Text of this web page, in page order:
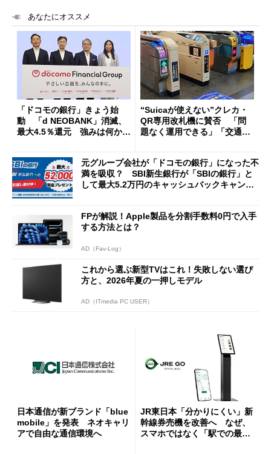
あなたにオススメ
「ドコモの銀行」きょう始
動 「d NEOBANK」消滅、
最大4.5％還元 強みは何か解
“Suicaが使えない”クレカ・
QR専用改札機に賛否 「問
題なく運用できる」「交通系I
元グループ会社が「ドコモの銀行」になった不
満を吸収？ SBI新生銀行が「SBIの銀行」と
して最大5.2万円のキャッシュバックキャンペ
FPが解説！Apple製品を分割手数料0円で入手
する方法とは？
AD（Fav-Log）
これから選ぶ新型TVはこれ！失敗しない選び
方と、2026年夏の一押しモデル
AD（ITmedia PC USER）
日本通信が新ブランド「blue
mobile」を発表 ネオキャリ
アで自由な通信環境へ
JR東日本「分かりにくい」新
幹線券売機を改善へ なぜ、
スマホではなく「駅での最短